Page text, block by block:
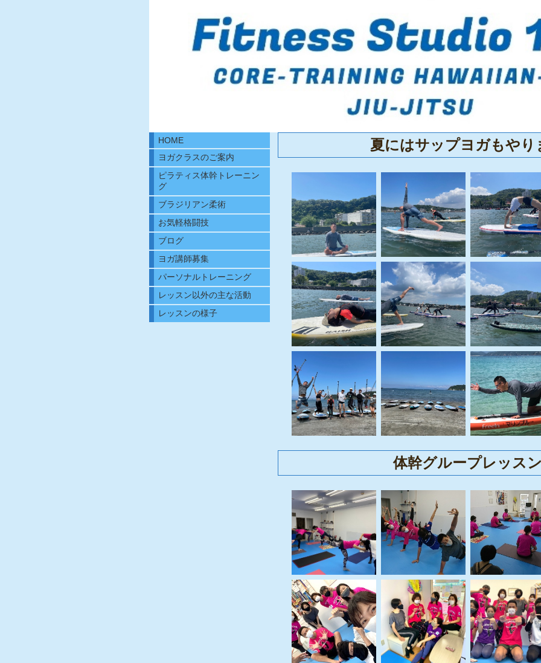
夏にはサップヨガもやり
体幹グループレッス
HOME
ヨガクラスのご案内
ピラティス体幹トレーニン
グ
ブラジリアン柔術
お気軽格闘技
ブログ
ヨガ講師募集
パーソナルトレーニング
レッスン以外の主な活動
レッスンの様子